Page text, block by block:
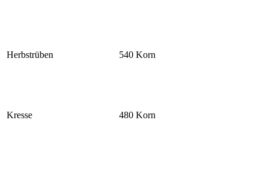
Herbstrüben 540 Korn
Kresse 480 Korn